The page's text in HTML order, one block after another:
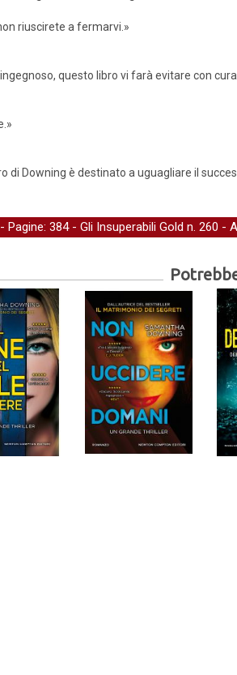
riuscirete a fermarvi.»
questo libro vi farà evitare con
di Downing è destinato a uguagliare il
Pagine: 384 - Gli Insuperabili Gold n. 260 -